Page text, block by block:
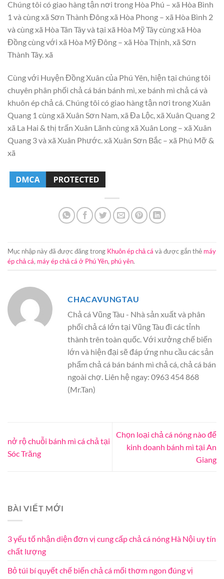
Chúng tôi có giao hàng tận nơi trong Hòa Phú – xã Hòa Bình
1 và cùng xã Sơn Thành Đông xã Hòa Phong – xã Hòa Bình 2
và cùng xã Hòa Tân Tây và tại xã Hòa Mỹ Tây cùng xã Hòa
Đồng cùng với xã Hòa Mỹ Đông – xã Hòa Thịnh, xã Sơn
Thành Tây. xã
Cùng với Huyện Đồng Xuân của Phú Yên, hiện tại chúng tôi
chuyên phân phối chả cá bán bánh mì, xe bánh mì chả cá và
khuôn ép chả cá. Chúng tôi có giao hàng tận nơi trong Xuân
Quang 1 cùng xã Xuân Sơn Nam, xã Đa Lộc, xã Xuân Quang 2
xã La Hai & thị trấn Xuân Lãnh cùng xã Xuân Long – xã Xuân
Quang 3 và xã Xuân Phước. xã Xuân Sơn Bắc – xã Phú Mỡ &
xã
Mục nhập này đã được đăng trong Khuôn ép chả cá và được gắn thẻ máy
ép chả cá, máy ép chả cá ở Phú Yên, phú yên.
CHACAVUNGTAU
Chả cá Vũng Tàu - Nhà sản xuất và phân
phối chả cá lớn tại Vũng Tàu đi các tỉnh
thành trên toàn quốc. Với xưởng chế biến
lớn và hiện đại sẽ đáp ứng nhu cầu các sản
phẩm chả cá bán bánh mì chả cá, chả cá bán
ngoài chợ. Liên hệ ngay: 0963 454 868
(Mr.Tan)
nở rộ chuỗi bánh mì cá chả tại
Sóc Trăng
Chọn loại chả cá nóng nào để
kinh doanh bánh mì tại An
Giang
BÀI VIẾT MỚI
3 yếu tố nhận diện đơn vị cung cấp chả cá nóng Hà Nội uy tín
chất lượng
Bỏ túi bí quyết chế biến chả cá mối thơm ngon đúng vị